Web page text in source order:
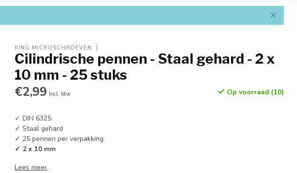
KING MICROSCHROEVEN
Cilindrische pennen - Staal gehard - 2 x
10 mm - 25 stuks
€2,99 Incl. btw Op voorraad (10)
✓ DIN 6325
✓ Staal gehard
✓ 25 pennen per verpakking
✓ 2 x 10 mm
Lees meer.